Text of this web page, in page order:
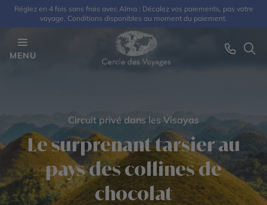
Réglez en 4 fois sans frais avec Alma : Décalez vos paiements, pas votre
voyage. Conditions disponibles au moment du paiement.
MENU
Circuit privé dans les Visayas
Le surprenant tarsier au
pays des collines de
chocolat